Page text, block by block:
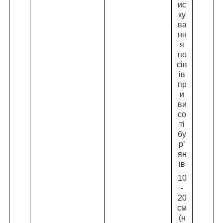
ис
ку
ва
нн
я
по
сів
ів
пр
и
ви
со
ті
бу
р’
ян
ів
10
-
20
см
(н